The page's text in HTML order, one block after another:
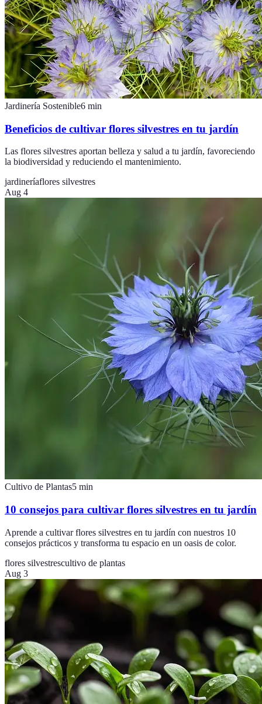
Jardinería Sostenible6 min
Beneficios de cultivar flores silvestres en tu jardín
Las flores silvestres aportan belleza y salud a tu jardín, favoreciendo
la biodiversidad y reduciendo el mantenimiento.
jardineríaflores silvestres
Aug 4
Cultivo de Plantas5 min
10 consejos para cultivar flores silvestres en tu jardín
Aprende a cultivar flores silvestres en tu jardín con nuestros 10
consejos prácticos y transforma tu espacio en un oasis de color.
flores silvestrescultivo de plantas
Aug 3